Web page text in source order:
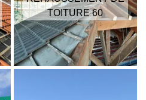
TOITURE 60